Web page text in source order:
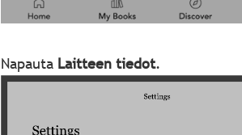
Napauta Laitteen tiedot.